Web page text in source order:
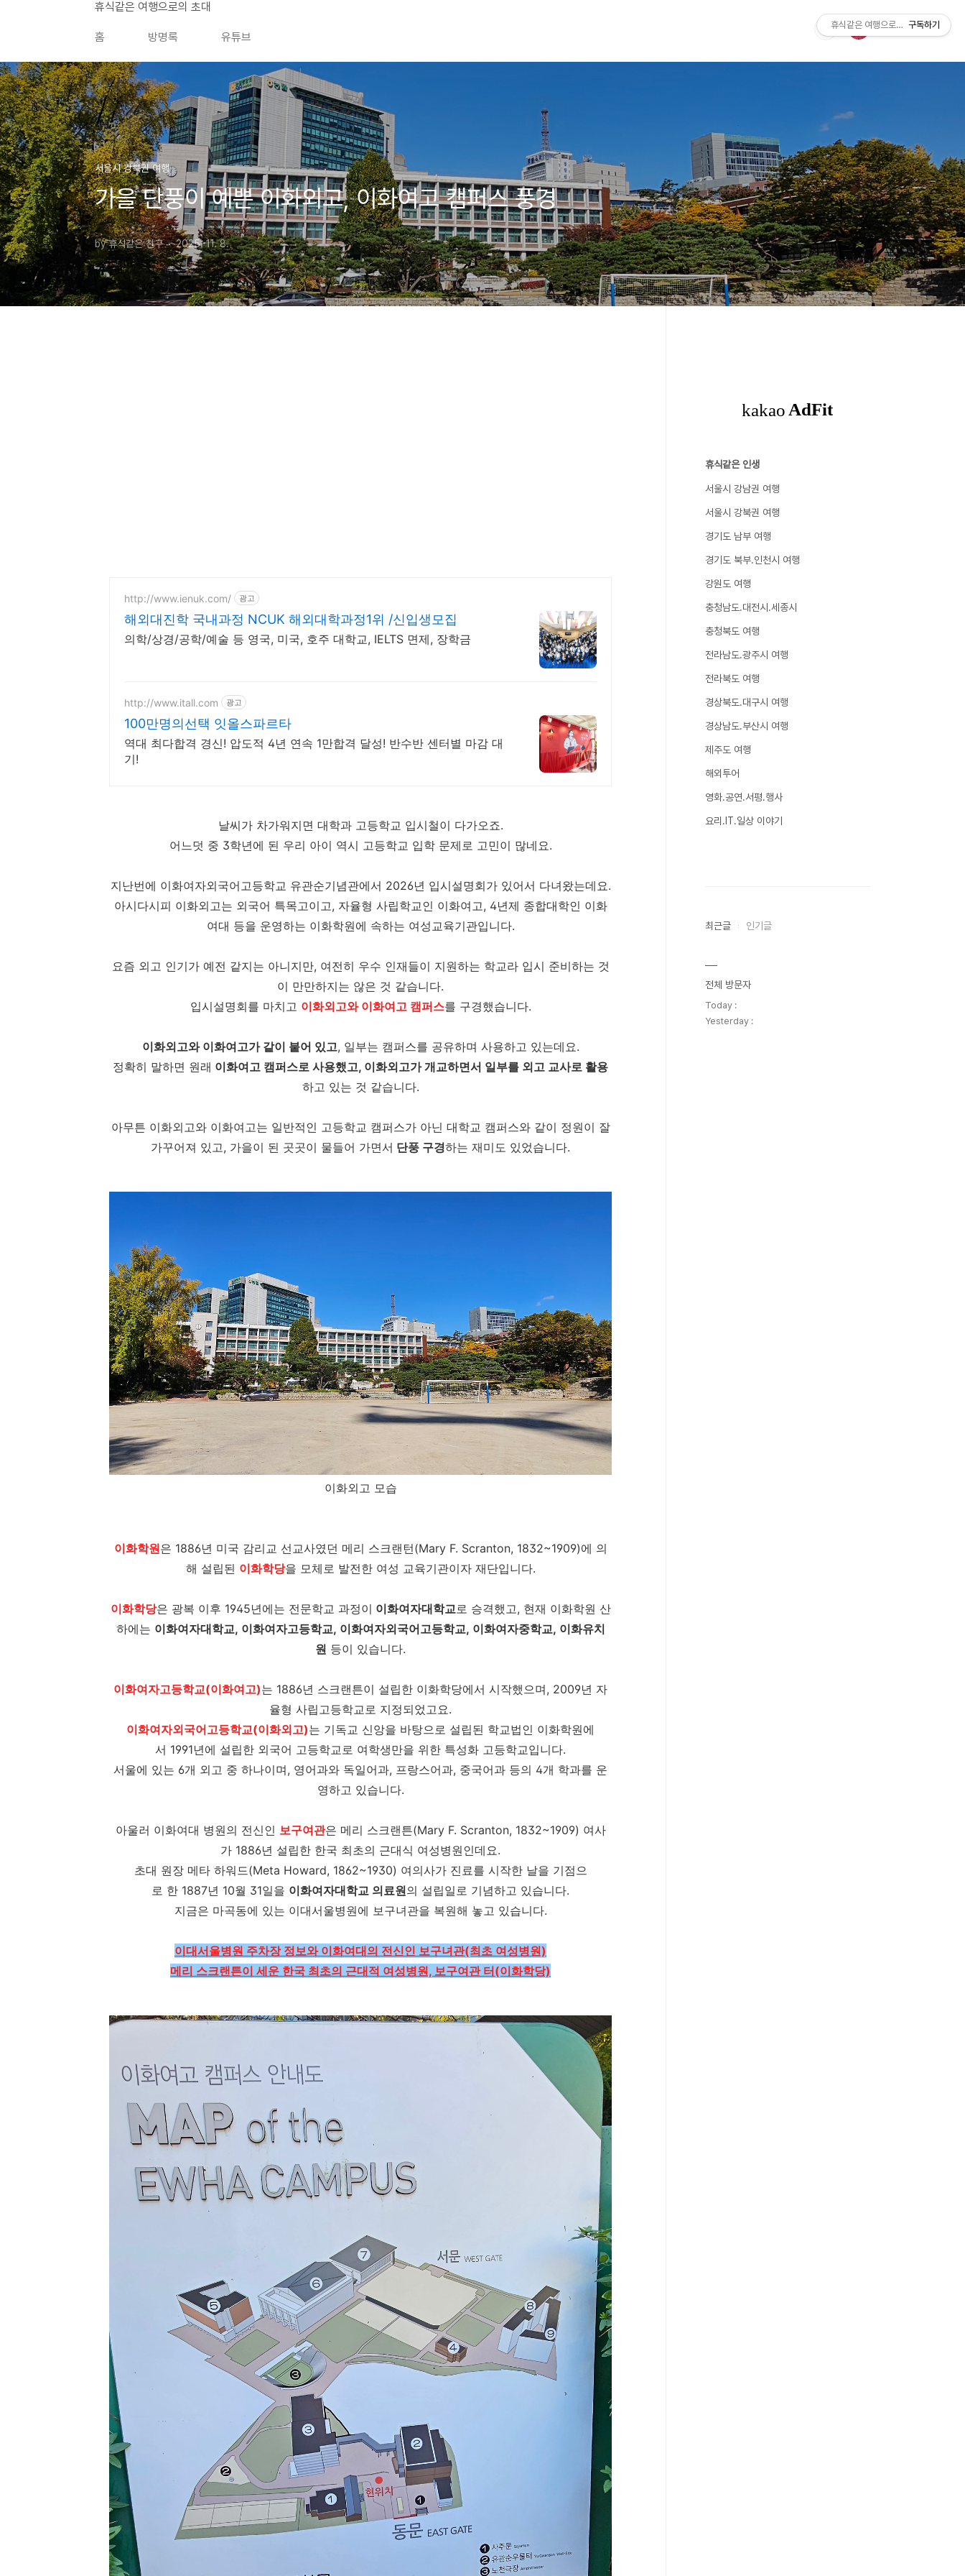
휴식같은 여행으로의 초대
홈 방명록 유튜브
서울시 강북권 여행
가을 단풍이 예쁜 이화외고, 이화여고 캠퍼스 풍경
by 휴식같은 친구 2025. 11. 8.
http://www.ienuk.com/ 광고
해외대진학 국내과정 NCUK 해외대학과정1위 /신입생모집
의학/상경/공학/예술 등 영국, 미국, 호주 대학교, IELTS 면제, 장학금
http://www.itall.com 광고
100만명의선택 잇올스파르타
역대 최다합격 경신! 압도적 4년 연속 1만합격 달성! 반수반 센터별 마감 대
기!
날씨가 차가워지면 대학과 고등학교 입시철이 다가오죠.
어느덧 중 3학년에 된 우리 아이 역시 고등학교 입학 문제로 고민이 많네요.
지난번에 이화여자외국어고등학교 유관순기념관에서 2026년 입시설명회가 있어서 다녀왔는데요.
아시다시피 이화외고는 외국어 특목고이고, 자율형 사립학교인 이화여고, 4년제 종합대학인 이화
여대 등을 운영하는 이화학원에 속하는 여성교육기관입니다.
요즘 외고 인기가 예전 같지는 아니지만, 여전히 우수 인재들이 지원하는 학교라 입시 준비하는 것
이 만만하지는 않은 것 같습니다.
입시설명회를 마치고 이화외고와 이화여고 캠퍼스를 구경했습니다.
이화외고와 이화여고가 같이 붙어 있고, 일부는 캠퍼스를 공유하며 사용하고 있는데요.
정확히 말하면 원래 이화여고 캠퍼스로 사용했고, 이화외고가 개교하면서 일부를 외고 교사로 활용
하고 있는 것 같습니다.
아무튼 이화외고와 이화여고는 일반적인 고등학교 캠퍼스가 아닌 대학교 캠퍼스와 같이 정원이 잘
가꾸어져 있고, 가을이 된 곳곳이 물들어 가면서 단풍 구경하는 재미도 있었습니다.
이화외고 모습
이화학원은 1886년 미국 감리교 선교사였던 메리 스크랜턴(Mary F. Scranton, 1832~1909)에 의
해 설립된 이화학당을 모체로 발전한 여성 교육기관이자 재단입니다.
이화학당은 광복 이후 1945년에는 전문학교 과정이 이화여자대학교로 승격했고, 현재 이화학원 산
하에는 이화여자대학교, 이화여자고등학교, 이화여자외국어고등학교, 이화여자중학교, 이화유치
원 등이 있습니다.
이화여자고등학교(이화여고)는 1886년 스크랜튼이 설립한 이화학당에서 시작했으며, 2009년 자
율형 사립고등학교로 지정되었고요.
이화여자외국어고등학교(이화외고)는 기독교 신앙을 바탕으로 설립된 학교법인 이화학원에
서 1991년에 설립한 외국어 고등학교로 여학생만을 위한 특성화 고등학교입니다.
서울에 있는 6개 외고 중 하나이며, 영어과와 독일어과, 프랑스어과, 중국어과 등의 4개 학과를 운
영하고 있습니다.
아울러 이화여대 병원의 전신인 보구여관은 메리 스크랜튼(Mary F. Scranton, 1832~1909) 여사
가 1886년 설립한 한국 최초의 근대식 여성병원인데요.
초대 원장 메타 하워드(Meta Howard, 1862~1930) 여의사가 진료를 시작한 날을 기점으
로 한 1887년 10월 31일을 이화여자대학교 의료원의 설립일로 기념하고 있습니다.
지금은 마곡동에 있는 이대서울병원에 보구녀관을 복원해 놓고 있습니다.
이대서울병원 주차장 정보와 이화여대의 전신인 보구녀관(최초 여성병원)
메리 스크랜튼이 세운 한국 최초의 근대적 여성병원, 보구여관 터(이화학당)
휴식같은 인생
서울시 강남권 여행
서울시 강북권 여행
경기도 남부 여행
경기도 북부.인천시 여행
강원도 여행
충청남도.대전시.세종시
충청북도 여행
전라남도.광주시 여행
전라북도 여행
경상북도.대구시 여행
경상남도.부산시 여행
제주도 여행
해외투어
영화.공연.서평.행사
요리.IT.일상 이야기
최근글 인기글
전체 방문자
Today :
Yesterday :
휴식같은 여행으로의 초대구독하기